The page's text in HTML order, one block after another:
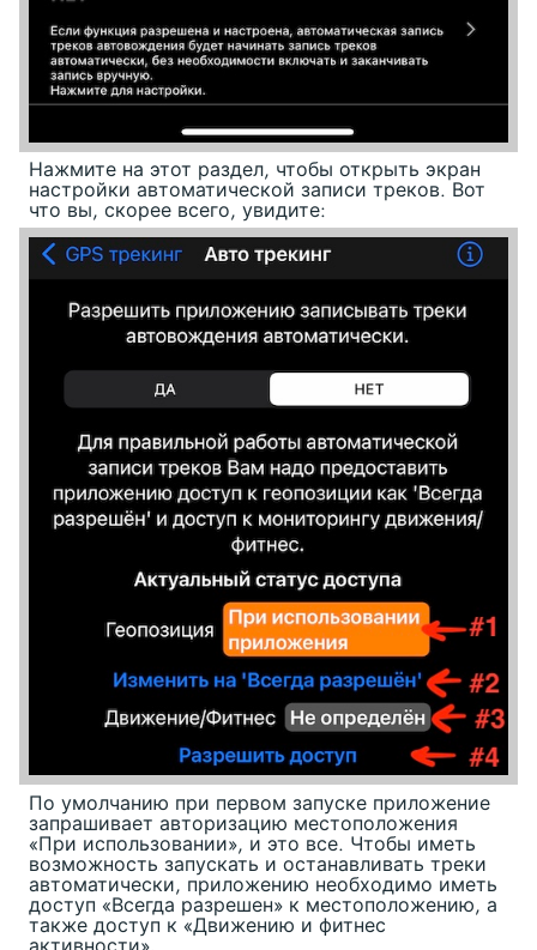
Нажмите на этот раздел, чтобы открыть экран
настройки автоматической записи треков. Вот
что вы, скорее всего, увидите:
По умолчанию при первом запуске приложение
запрашивает авторизацию местоположения
«При использовании», и это все. Чтобы иметь
возможность запускать и останавливать треки
автоматически, приложению необходимо иметь
доступ «Всегда разрешен» к местоположению, а
также доступ к «Движению и фитнес